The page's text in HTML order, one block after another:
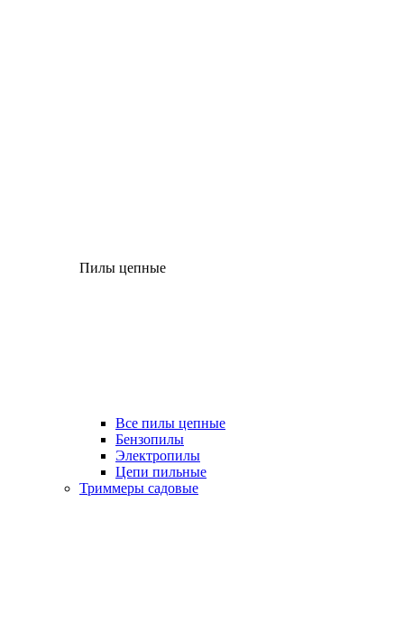
Пилы цепные
Все пилы цепные
Бензопилы
Электропилы
Цепи пильные
Триммеры садовые